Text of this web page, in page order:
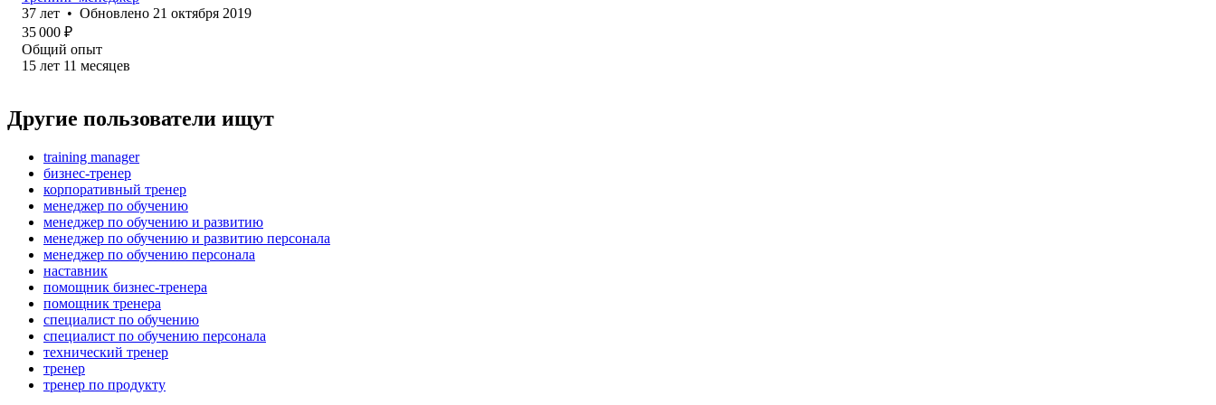
37 лет • Обновлено 21 октября 2019
35 000 ₽
Общий опыт
15 лет 11 месяцев
Другие пользователи ищут
training manager
бизнес-тренер
корпоративный тренер
менеджер по обучению
менеджер по обучению и развитию
менеджер по обучению и развитию персонала
менеджер по обучению персонала
наставник
помощник бизнес-тренера
помощник тренера
специалист по обучению
специалист по обучению персонала
технический тренер
тренер
тренер по продукту